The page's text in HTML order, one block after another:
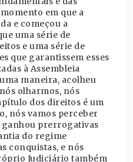
em que a
e começou a
uma série de
e uma série de
que garantissem esses
à Assembleia
maneira, acolheu
olharmos, nós
dos direitos é um
nós vamos perceber
prerrogativas
do regime
conquistas, e nós
Judiciário também